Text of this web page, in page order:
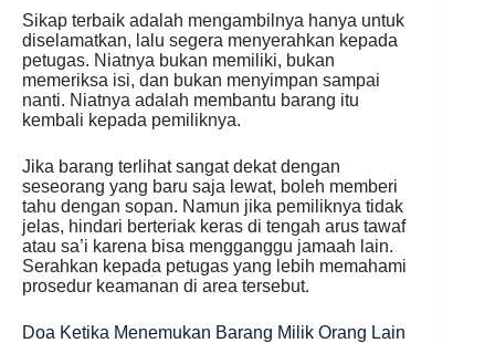
Sikap terbaik adalah mengambilnya hanya untuk
diselamatkan, lalu segera menyerahkan kepada
petugas. Niatnya bukan memiliki, bukan
memeriksa isi, dan bukan menyimpan sampai
nanti. Niatnya adalah membantu barang itu
kembali kepada pemiliknya.
Jika barang terlihat sangat dekat dengan
seseorang yang baru saja lewat, boleh memberi
tahu dengan sopan. Namun jika pemiliknya tidak
jelas, hindari berteriak keras di tengah arus tawaf
atau sa’i karena bisa mengganggu jamaah lain.
Serahkan kepada petugas yang lebih memahami
prosedur keamanan di area tersebut.
Doa Ketika Menemukan Barang Milik Orang Lain